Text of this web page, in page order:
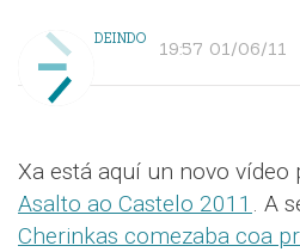
DEINDO 19:57 01/06/11
Xa está aquí un novo
Asalto ao Castelo 2011 . A
Cherinkas comezaba coa